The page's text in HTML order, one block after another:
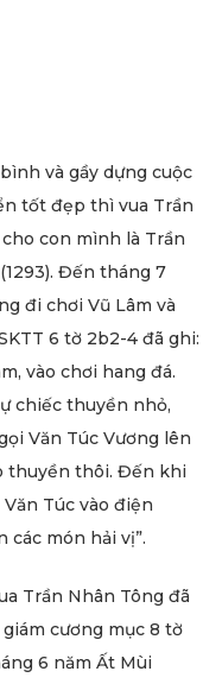
và gầy dựng cuộc
tốt đẹp thì vua Trần
con mình là Trần
Đến tháng 7
đi chơi Vũ Lâm và
6 tờ 2b2-4 đã ghi:
vào chơi hang đá.
chiếc thuyền nhỏ,
Văn Túc Vương lên
thuyền thôi. Đến khi
Túc vào điện
các món hải vị”.
Trần Nhân Tông đã
cương mục 8 tờ
6 năm Ất Mùi